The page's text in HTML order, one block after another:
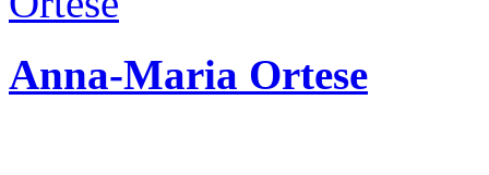
Anna-Maria Ortese